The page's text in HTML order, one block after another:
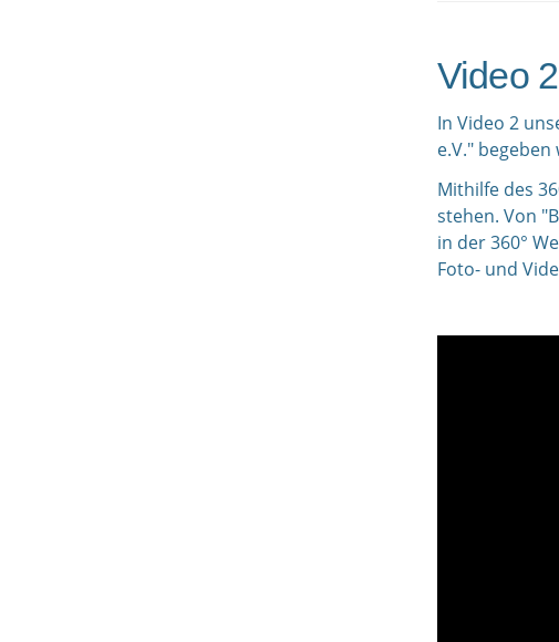
Video
In Video 2
e.V."
Mithilfe des
stehen. Von
in der 360°
Foto- und